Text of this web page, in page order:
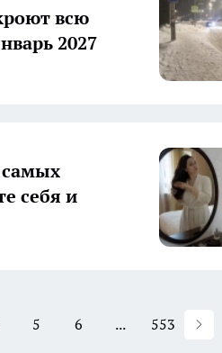
всю
2027
себя и
5 6 ... 553